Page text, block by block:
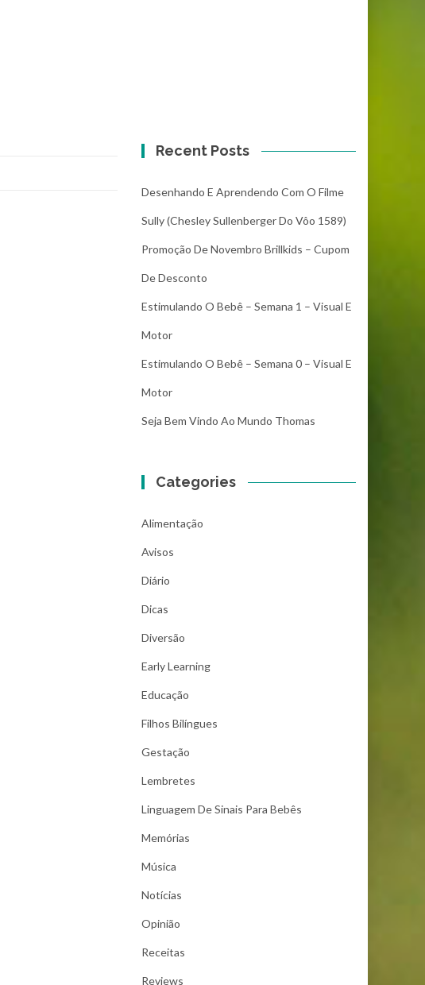
Recent Posts
Desenhando E Aprendendo Com O Filme
Sully (Chesley Sullenberger Do Vôo 1589)
Promoção De Novembro Brillkids – Cupom
De Desconto
Estimulando O Bebê – Semana 1 – Visual E
Motor
Estimulando O Bebê – Semana 0 – Visual E
Motor
Seja Bem Vindo Ao Mundo Thomas
Categories
Alimentação
Avisos
Diário
Dicas
Diversão
Early Learning
Educação
Filhos Bilíngues
Gestação
Lembretes
Linguagem De Sinais Para Bebês
Memórias
Música
Notícias
Opinião
Receitas
Reviews